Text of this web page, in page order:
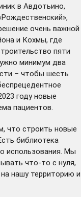
в Авдотьино,
очень важной
и Кохмы, где
пяти
минимум два
– чтобы шесть
году новые
пациентов.
что строить новые
библиотека
использования. Мы
что-то с нуля,
нашу территорию и